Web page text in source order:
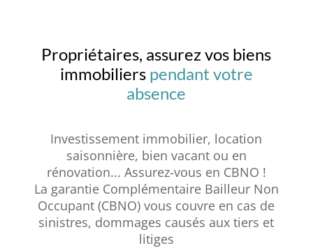
Propriétaires, assurez vos biens
immobiliers pendant votre
absence
Investissement immobilier, location
saisonnière, bien vacant ou en
rénovation... Assurez-vous en CBNO !
La garantie Complémentaire Bailleur Non
Occupant (CBNO) vous couvre en cas de
sinistres, dommages causés aux tiers et
litiges